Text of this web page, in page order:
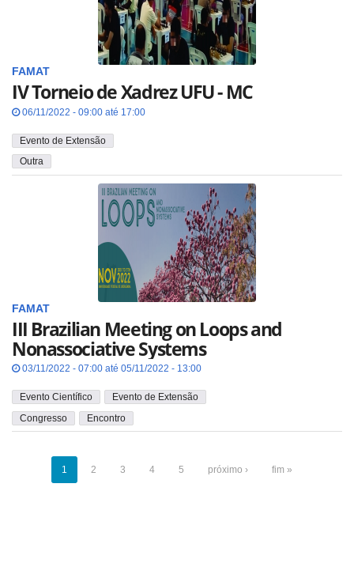
FAMAT
IV Torneio de Xadrez UFU - MC
06/11/2022 - 09:00 até 17:00
Evento de Extensão
Outra
FAMAT
III Brazilian Meeting on Loops and
Nonassociative Systems
03/11/2022 - 07:00 até 05/11/2022 - 13:00
Evento Científico
Evento de Extensão
Congresso
Encontro
1 2 3 4 5 próximo › fim »